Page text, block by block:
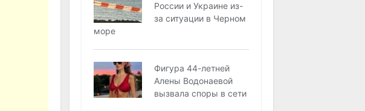
России и Украине из-
за ситуации в Черном
море
Фигура 44-летней
Алены Водонаевой
вызвала споры в сети